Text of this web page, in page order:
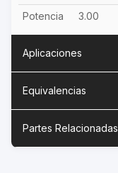
Potencia 3.00
Aplicaciones
Equivalencias
Partes Relacionadas